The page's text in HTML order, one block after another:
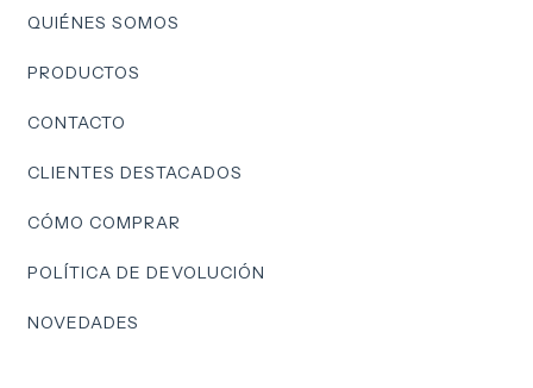
QUIÉNES SOMOS
PRODUCTOS
CONTACTO
CLIENTES DESTACADOS
CÓMO COMPRAR
POLÍTICA DE DEVOLUCIÓN
NOVEDADES